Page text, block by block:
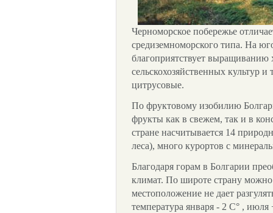
Черноморское побережье
средиземноморского типа. На
благоприятствует выращиванию
сельскохозяйственных культур
цитрусовые.
По фруктовому изобилию
фрукты как в свежем, так и в
стране насчитывается 14
леса), много курортов с
Благодаря горам в Болгарии
климат. По широте страну
местоположение не дает
температура января - 2 С° ,